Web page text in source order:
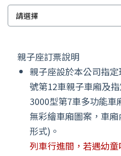
標
請選擇
親子座訂票說明
親子座設於本公司指
號第12車親子車廂及
3000型第7車多功能車
無彩繪車廂圖案，車
形式)。
列車行進間，若遇幼